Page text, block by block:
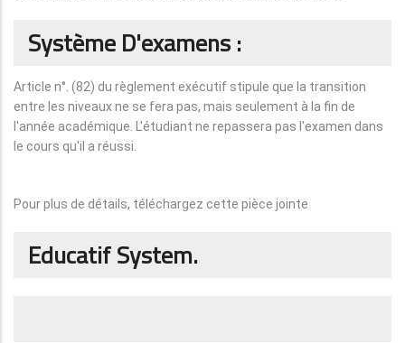
Système D'examens :
Article n°. (82) du règlement exécutif stipule que la transition
entre les niveaux ne se fera pas, mais seulement à la fin de
l'année académique. L'étudiant ne repassera pas l'examen dans
le cours qu'il a réussi.
Pour plus de détails, téléchargez cette pièce jointe
Educatif System.